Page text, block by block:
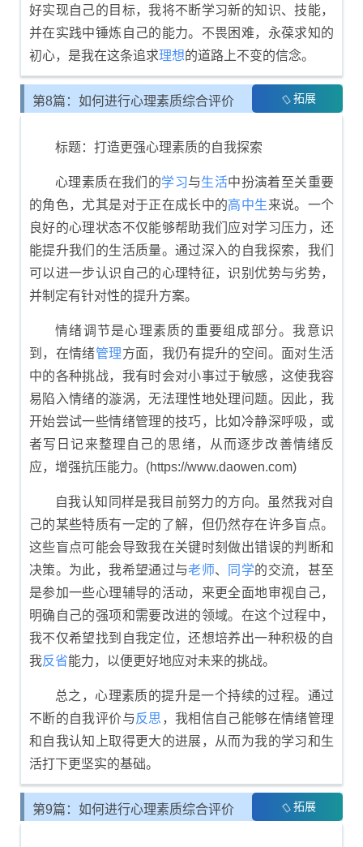
好实现自己的目标，我将不断学习新的知识、技能，
并在实践中锤炼自己的能力。不畏困难，永葆求知的
初心，是我在这条追求理想的道路上不变的信念。
第8篇：如何进行心理素质综合评价 拓展
标题：打造更强心理素质的自我探索
心理素质在我们的学习与生活中扮演着至关重要
的角色，尤其是对于正在成长中的高中生来说。一个
良好的心理状态不仅能够帮助我们应对学习压力，还
能提升我们的生活质量。通过深入的自我探索，我们
可以进一步认识自己的心理特征，识别优势与劣势，
并制定有针对性的提升方案。
情绪调节是心理素质的重要组成部分。我意识
到，在情绪管理方面，我仍有提升的空间。面对生活
中的各种挑战，我有时会对小事过于敏感，这使我容
易陷入情绪的漩涡，无法理性地处理问题。因此，我
开始尝试一些情绪管理的技巧，比如冷静深呼吸，或
者写日记来整理自己的思绪，从而逐步改善情绪反
应，增强抗压能力。(https://www.daowen.com)
自我认知同样是我目前努力的方向。虽然我对自
己的某些特质有一定的了解，但仍然存在许多盲点。
这些盲点可能会导致我在关键时刻做出错误的判断和
决策。为此，我希望通过与老师、 同学的交流，甚至
是参加一些心理辅导的活动，来更全面地审视自己，
明确自己的强项和需要改进的领域。在这个过程中，
我不仅希望找到自我定位，还想培养出一种积极的自
我反省能力，以便更好地应对未来的挑战。
总之，心理素质的提升是一个持续的过程。通过
不断的自我评价与反思 ，我相信自己能够在情绪管理
和自我认知上取得更大的进展，从而为我的学习和生
活打下更坚实的基础。
第9篇：如何进行心理素质综合评价 拓展